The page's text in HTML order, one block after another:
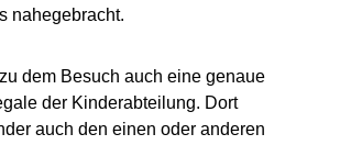
nahegebracht.
dem Besuch auch eine genaue
der Kinderabteilung. Dort
auch den einen oder anderen